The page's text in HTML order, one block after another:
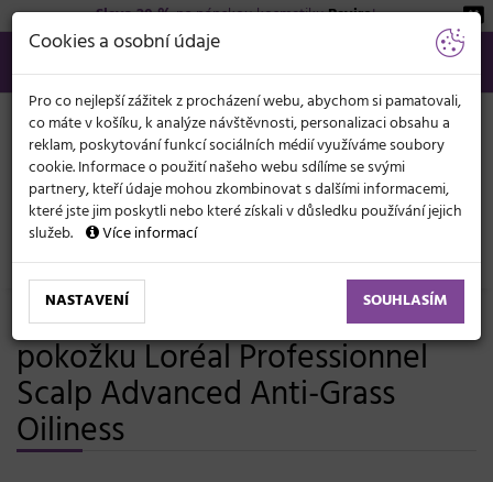
Sleva 20 %na pánskou kosmetikuBeviro!
566 440 099
info@svetkadernictvi.cz
Po−pá: 8−17
Vše o nákupu Kč
KATEGORIE
MENU
Značky L’Oréal Professionnel
Řada pro mastící se vlasovou
pokožku Loréal Professionnel
Scalp Advanced Anti-Grass
Oiliness
Cookies a osobní údaje
Pro co nejlepší zážitek z procházení webu, abychom si pamatovali,
co máte v košíku, k analýze návštěvnosti, personalizaci obsahu a
reklam, poskytování funkcí sociálních médií využíváme soubory
cookie. Informace o použití našeho webu sdílíme se svými
partnery, kteří údaje mohou zkombinovat s dalšími informacemi,
které jste jim poskytli nebo které získali v důsledku používání jejich
služeb.
Více informací
NASTAVENÍ SOUHLASÍM